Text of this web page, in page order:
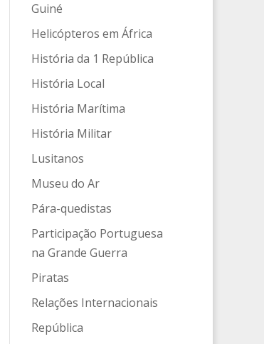
Guiné
Helicópteros em África
História da 1 República
História Local
História Marítima
História Militar
Lusitanos
Museu do Ar
Pára-quedistas
Participação Portuguesa
na Grande Guerra
Piratas
Relações Internacionais
República